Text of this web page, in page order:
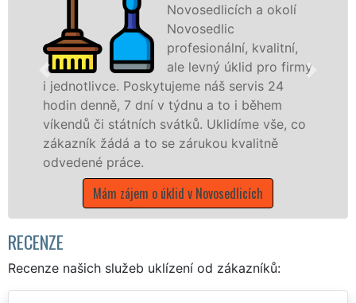
Novosedlicích a okolí
Novosedlic
profesionální, kvalitní,
ale levný úklid pro firmy
náš servis 24
v týdnu a to i během
svátků. Uklidíme vše, co
se zárukou kvalitně
úklid v Novosedlicích
nabízíme pro
státní podniky, ale i
Ústeckém kraji s
Mám zájem o
RECENZE
Recenze našich služeb uklízení od zákazníků: